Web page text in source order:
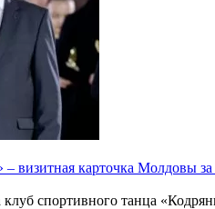
визитная карточка Молдовы
спортивного танца